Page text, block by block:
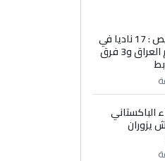
لجنة التراخيص : 17 ناديا في
دوري نجوم العراق و3 فرق
الباكستاني
يزوران